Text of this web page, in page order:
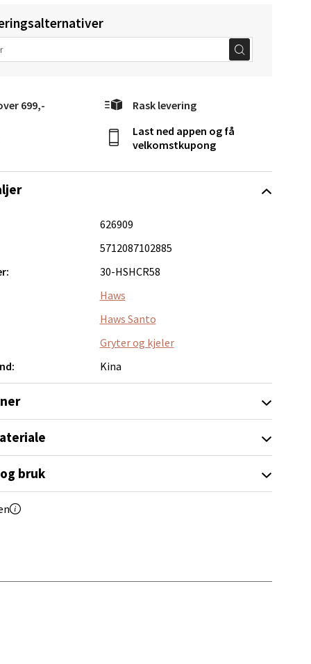
699,- Rask levering
Last ned appen og få
velkomstkupong
626909
5712087102885
30-HSHCR58
Haws
Haws Santo
Gryter og kjeler
Kina
bruk